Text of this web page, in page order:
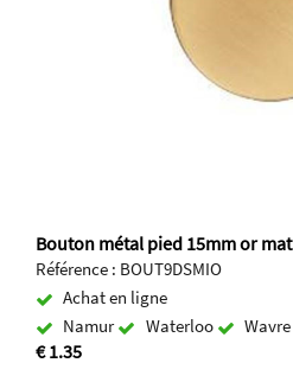
Bouton métal pied 15mm or mat
Référence : BOUT9DSMIO
Achat en ligne
Namur
Waterloo Wavre
€ 1.35